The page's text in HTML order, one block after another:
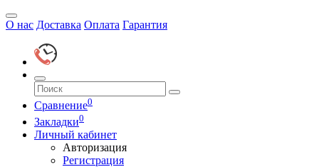
О нас Доставка Оплата Гарантия
Сравнение0
Закладки0
Личный кабинет
Авторизация
Регистрация